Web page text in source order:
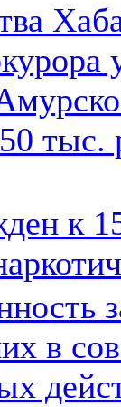
тыс.
к
в